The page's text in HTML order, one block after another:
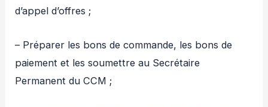
d’appel d’offres ;
– Préparer les bons de commande, les bons de
paiement et les soumettre au Secrétaire
Permanent du CCM ;